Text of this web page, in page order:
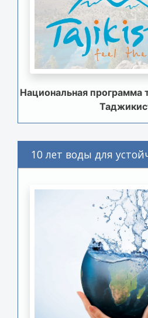
Национальная программа
10 лет воды для